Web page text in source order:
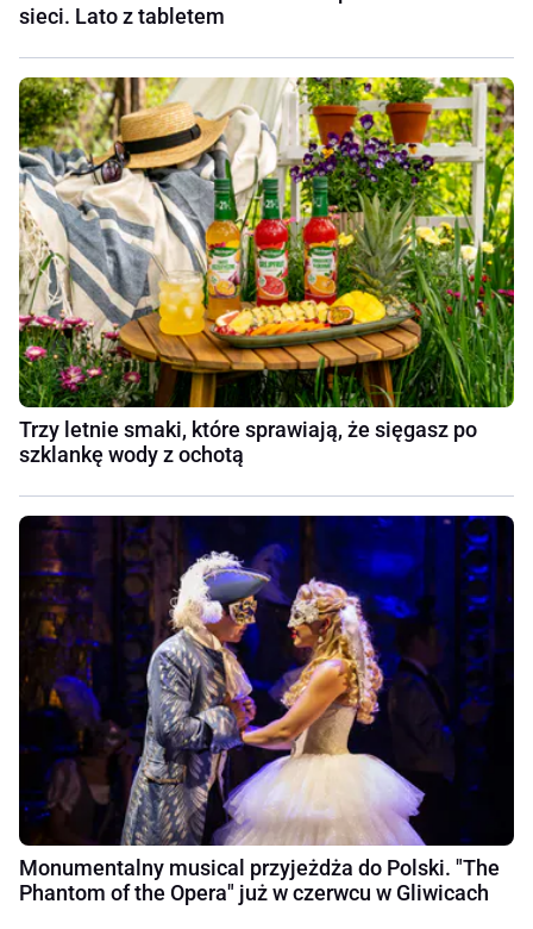
sieci. Lato z tabletem
Trzy letnie smaki, które sprawiają, że sięgasz po
szklankę wody z ochotą
Monumentalny musical przyjeżdża do Polski. "The
Phantom of the Opera" już w czerwcu w Gliwicach